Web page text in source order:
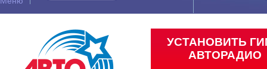
УСТАНОВИТЬ
АВТОРАДИО